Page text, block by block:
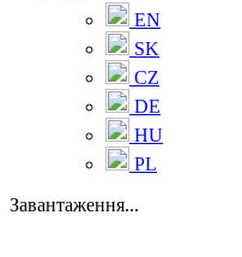
EN
SK
CZ
DE
HU
PL
Завантаження...